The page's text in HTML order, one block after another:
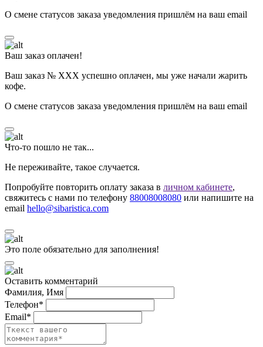
О смене статусов заказа уведомления пришлём на ваш email
Ваш заказ оплачен!
Ваш заказ № ХХХ успешно оплачен, мы уже начали жарить
кофе.
О смене статусов заказа уведомления пришлём на ваш email
Что-то пошло не так...
Не переживайте, такое случается.
Попробуйте повторить оплату заказа в личном кабинете,
свяжитесь с нами по телефону 88008008080 или напишите на
email hello@sibaristica.com
Это поле обязательно для заполнения!
Оставить комментарий
Фамилия, Имя
Телефон*
Email*